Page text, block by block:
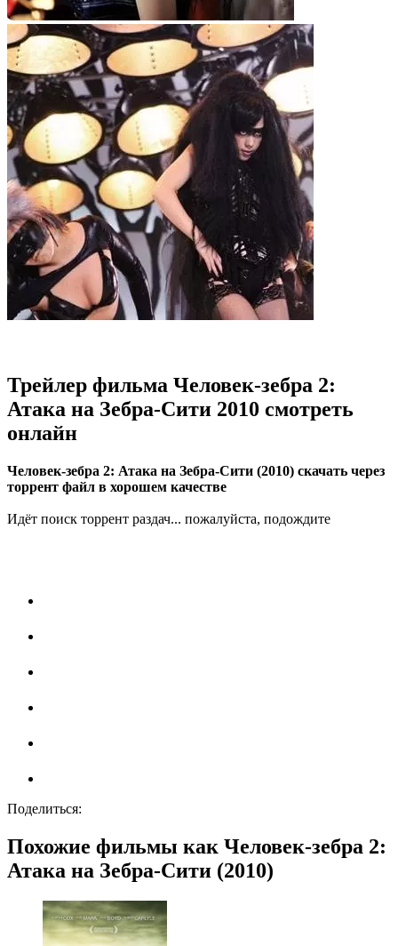
Трейлер фильма Человек-зебра 2:
Атака на Зебра-Сити 2010 смотреть
онлайн
Человек-зебра 2: Атака на Зебра-Сити (2010) скачать через
торрент файл в хорошем качестве
Идёт поиск торрент раздач... пожалуйста, подождите
Поделиться:
Похожие фильмы как Человек-зебра 2:
Атака на Зебра-Сити (2010)